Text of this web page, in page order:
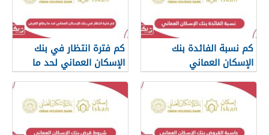
كم نسبة الفائدة بنك
الإسكان العماني
كم فترة انتظار في بنك
الإسكان العماني لحد ما
يطلع القرض